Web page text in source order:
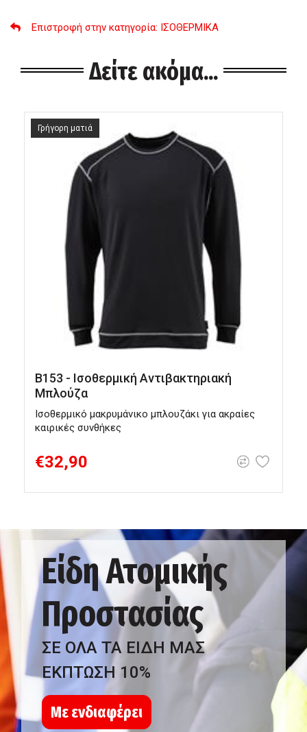
Επιστροφή στην κατηγορία: ΙΣΟΘΕΡΜΙΚΑ
Δείτε ακόμα...
B153 - Ισοθερμική Αντιβακτηριακή
Μπλούζα
Ισοθερμικό μακρυμάνικο μπλουζάκι για ακραίες
καιρικές συνθήκες
€32,90
Γρήγορη ματιά
Είδη Ατομικής
Προστασίας
ΣΕ ΟΛΑ ΤΑ ΕΙΔΗ ΜΑΣ
ΕΚΠΤΩΣΗ 10%
Με ενδιαφέρει